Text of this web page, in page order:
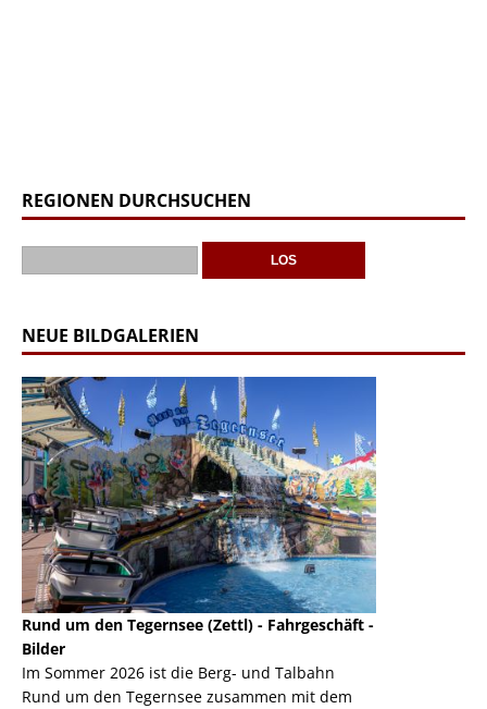
REGIONEN DURCHSUCHEN
NEUE BILDGALERIEN
Rund um den Tegernsee (Zettl) - Fahrgeschäft -
Bilder
Im Sommer 2026 ist die Berg- und Talbahn
Rund um den Tegernsee zusammen mit dem